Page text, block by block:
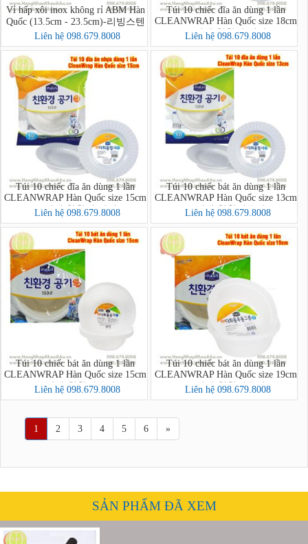
Vỉ hấp xôi inox không rỉ ABM Hàn
Quốc (13.5cm - 23.5cm)-리빙스텐
찜기 소
Liên hệ 098.679.8008
Túi 10 chiếc đĩa ăn dùng 1 lần
CLEANWRAP Hàn Quốc size 18cm
(크린랩 친환경 접시)
Liên hệ 098.679.8008
Túi 10 chiếc đĩa ăn dùng 1 lần
CLEANWRAP Hàn Quốc size 15cm
(크린랩 친환경 접시)
Liên hệ 098.679.8008
Túi 10 chiếc bát ăn dùng 1 lần
CLEANWRAP Hàn Quốc size 13cm
(크린랩 친환경공기)
Liên hệ 098.679.8008
Túi 10 chiếc bát ăn dùng 1 lần
CLEANWRAP Hàn Quốc size 15cm
(크린랩 친환경공기)
Liên hệ 098.679.8008
Túi 10 chiếc bát ăn dùng 1 lần
CLEANWRAP Hàn Quốc size 19cm
(크린랩 친환경공기)
Liên hệ 098.679.8008
1 2 3 4 5 6 »
SẢN PHẨM ĐÃ XEM